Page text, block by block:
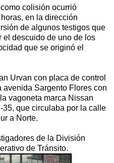
colisión ocurrió
en la dirección
de algunos testigos que
el descuido de uno de los
que se originó el
Urvan con placa de control
avenida Sargento Flores con
vagoneta marca Nissan
que circulaba por la calle
a Norte.
de la División
de Tránsito.